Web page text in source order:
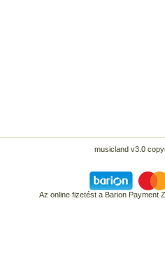
musicland v3.0
Az online fizetést a Barion Payment